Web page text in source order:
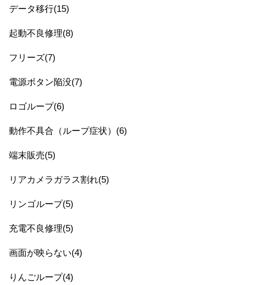
データ移行(15)
起動不良修理(8)
フリーズ(7)
電源ボタン陥没(7)
ロゴループ(6)
動作不具合（ループ症状）(6)
端末販売(5)
リアカメラガラス割れ(5)
リンゴループ(5)
充電不良修理(5)
画面が映らない(4)
りんごループ(4)